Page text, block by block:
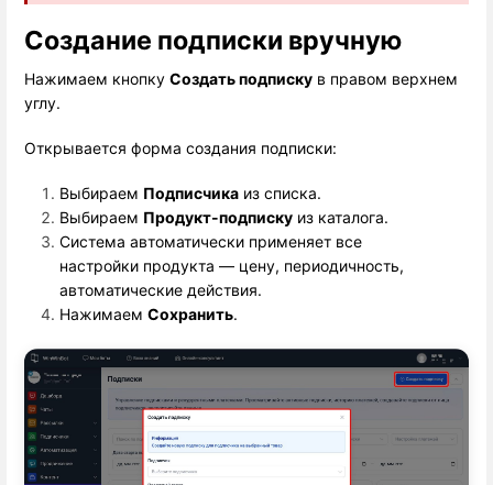
Создание подписки вручную
Нажимаем кнопку Создать подписку в правом верхнем
углу.
Открывается форма создания подписки:
Выбираем Подписчика из списка.
Выбираем Продукт-подписку из каталога.
Система автоматически применяет все
настройки продукта — цену, периодичность,
автоматические действия.
Нажимаем Сохранить.